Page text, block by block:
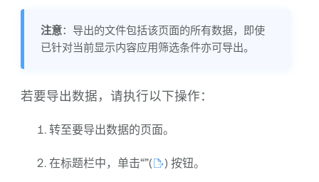
注意：导出的文件包括该页面的所有数据，即使
已针对当前显示内容应用筛选条件亦可导出。
若要导出数据，请执行以下操作：
转至要导出数据的页面。
在标题栏中，单击“”( ) 按钮。